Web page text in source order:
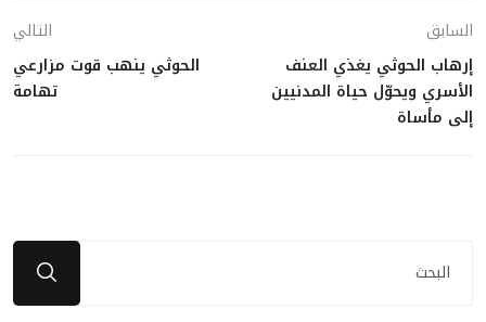
السابق
إرهاب الحوثي يغذي العنف
الأسري ويحوّل حياة المدنيين
إلى مأساة
التالي
الحوثي ينهب قوت مزارعي
تهامة